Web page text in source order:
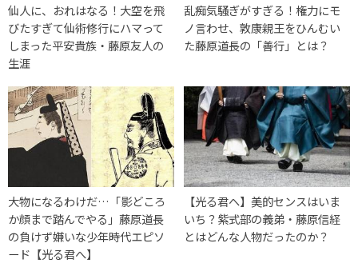
仙人に、おれはなる！大空を飛
びたすぎて仙術修行にハマって
しまった平安貴族・藤原友人の
生涯
乱痴気騒ぎがすぎる！権力にモ
ノ言わせ、敦康親王をひんむい
た藤原道長の「善行」とは？
大物になるわけだ…「影どころ
か顔まで踏んでやる」藤原道長
の負けず嫌いな少年時代エピソ
ード【光る君へ】
【光る君へ】美的センスはいま
いち？紫式部の義弟・藤原信経
とはどんな人物だったのか？